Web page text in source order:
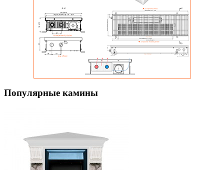
Популярные камины